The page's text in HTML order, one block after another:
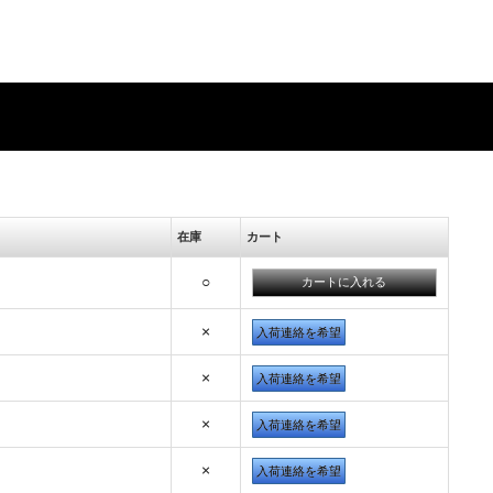
在庫 カート
○
× 入荷連絡を希望
× 入荷連絡を希望
× 入荷連絡を希望
× 入荷連絡を希望